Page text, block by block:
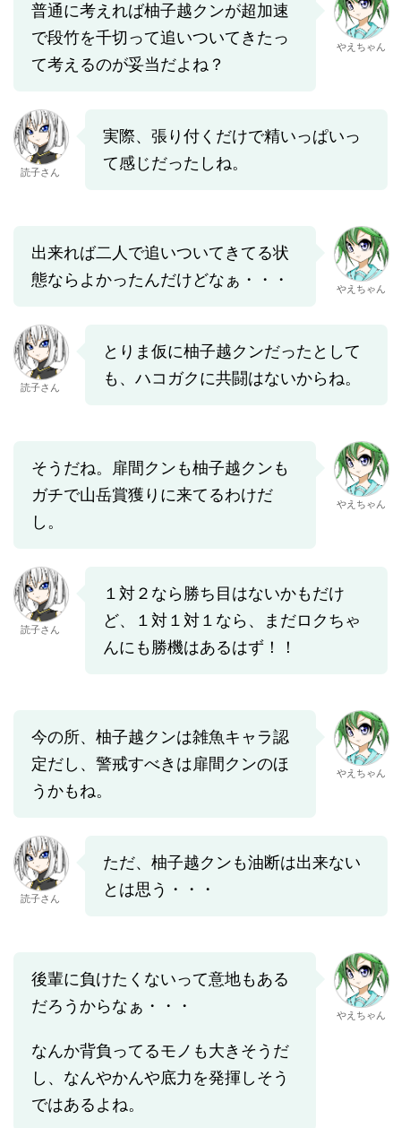
普通に考えれば柚子越クンが超加速
で段竹を千切って追いついてきたっ
て考えるのが妥当だよね？
やえちゃん
読子さん
実際、張り付くだけで精いっぱいっ
て感じだったしね。
出来れば二人で追いついてきてる状
態ならよかったんだけどなぁ・・・
やえちゃん
読子さん
とりま仮に柚子越クンだったとして
も、ハコガクに共闘はないからね。
そうだね。扉間クンも柚子越クンも
ガチで山岳賞獲りに来てるわけだ
し。
やえちゃん
読子さん
１対２なら勝ち目はないかもだけ
ど、１対１対１なら、まだロクちゃ
んにも勝機はあるはず！！
今の所、柚子越クンは雑魚キャラ認
定だし、警戒すべきは扉間クンのほ
うかもね。
やえちゃん
読子さん
ただ、柚子越クンも油断は出来ない
とは思う・・・
後輩に負けたくないって意地もある
だろうからなぁ・・・
なんか背負ってるモノも大きそうだ
し、なんやかんや底力を発揮しそう
ではあるよね。
やえちゃん